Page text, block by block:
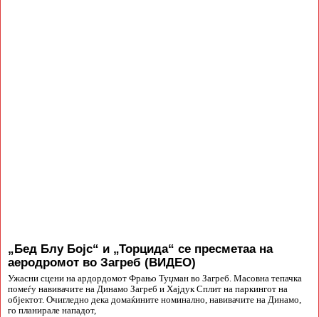
„Бед Блу Бојс“ и „Торцида“ се пресметаа на
аеродромот во Загреб (ВИДЕО)
Ужасни сцени на ардордомот Фрањо Туџман во Загреб. Масовна тепачка
помеѓу навивачите на Динамо Загреб и Хајдук Сплит на паркингот на
објектот. Очигледно дека домаќините номинално, навивачите на Динамо,
го планирале нападот,